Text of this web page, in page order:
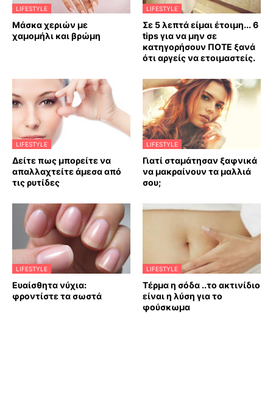
LIFESTYLE
Mάσκα χεριών με
χαμομήλι και βρώμη
LIFESTYLE
Σε 5 λεπτά είμαι έτοιμη... 6
tips για να μην σε
κατηγορήσουν ΠΟΤΕ ξανά
ότι αργείς να ετοιμαστείς.
LIFESTYLE
Δείτε πως μπορείτε να
απαλλαχτείτε άμεσα από
τις ρυτίδες
LIFESTYLE
Γιατί σταμάτησαν ξαφνικά
να μακραίνουν τα μαλλιά
σου;
LIFESTYLE
Ευαίσθητα νύχια:
φροντίστε τα σωστά
LIFESTYLE
Τέρμα η σόδα ..το ακτινίδιο
είναι η λύση για το
φούσκωμα